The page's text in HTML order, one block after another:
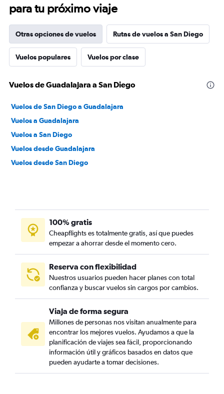
para tu próximo viaje
Otras opciones de vuelos Rutas de vuelos a San Diego
Vuelos populares Vuelos por clase
Vuelos de Guadalajara a San Diego
Vuelos de San Diego a Guadalajara
Vuelos a Guadalajara
Vuelos a San Diego
Vuelos desde Guadalajara
Vuelos desde San Diego
100% gratis
Cheapflights es totalmente gratis, así que puedes
empezar a ahorrar desde el momento cero.
Reserva con flexibilidad
Nuestros usuarios pueden hacer planes con total
confianza y buscar vuelos sin cargos por cambios.
Viaja de forma segura
Millones de personas nos visitan anualmente para
encontrar los mejores vuelos. Ayudamos a que la
planificación de viajes sea fácil, proporcionando
información útil y gráficos basados en datos que
pueden ayudarte a tomar decisiones.